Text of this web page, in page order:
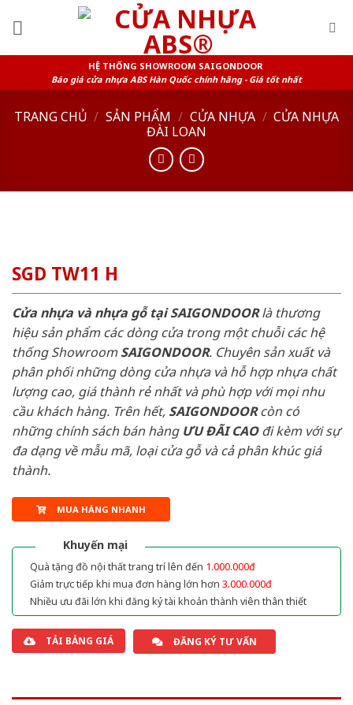
HỆ THỐNG SHOWROOM SAIGONDOOR
Báo giá cửa nhựa ABS Hàn Quốc chính hãng - Giá tốt nhất
TRANG CHỦ / SẢN PHẨM / CỬA NHỰA / CỬA NHỰA
ĐÀI LOAN
SGD TW11 H
Cửa nhựa và nhựa gỗ tại SAIGONDOORlà thương
hiệu sản phẩm các dòng cửa trong một chuỗi các hệ
thống ShowroomSAIGONDOOR. Chuyên sản xuất và
phân phối những dòng cửa nhựa và hỗ hợp nhựa chất
lượng cao, giá thành rẻ nhất và phù hợp với mọi nhu
cầu khách hàng. Trên hết, SAIGONDOORcòn có
những chính sách bán hàng ƯU ĐÃI CAOđi kèm với sự
đa dạng về mẫu mã, loại cửa gỗ và cả phân khúc giá
thành.
MUA HÀNG NHANH
Khuyến mại
Quà tặng đồ nội thất trang trí lên đến 1.000.000đ
Giảm trực tiếp khi mua đơn hàng lớn hơn 3.000.000đ
Nhiều ưu đãi lớn khi đăng ký tài khoản thành viên thân thiết
TẢI BẢNG GIÁ ĐĂNG KÝ TƯ VẤN